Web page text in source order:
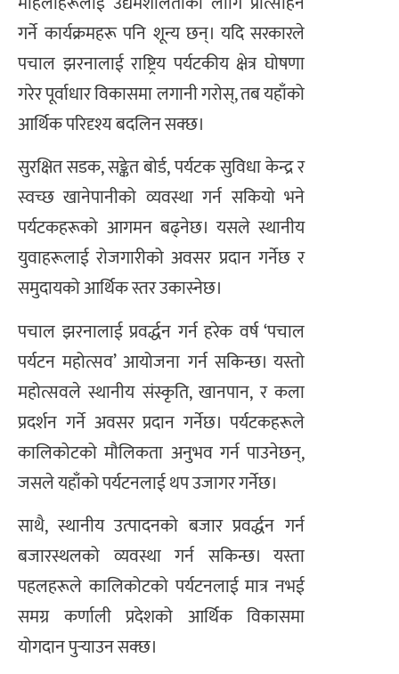
गर्ने कार्यक्रमहरू पनि शून्य छन्। यदि सरकारले
पचाल झरनालाई राष्ट्रिय पर्यटकीय क्षेत्र घोषणा
गरेर पूर्वाधार विकासमा लगानी गरोस्, तब यहाँको
आर्थिक परिदृश्य बदलिन सक्छ।
सुरक्षित सडक, सङ्केत बोर्ड, पर्यटक सुविधा केन्द्र र
स्वच्छ खानेपानीको व्यवस्था गर्न सकियो भने
पर्यटकहरूको आगमन बढ्नेछ। यसले स्थानीय
युवाहरूलाई रोजगारीको अवसर प्रदान गर्नेछ र
समुदायको आर्थिक स्तर उकास्नेछ।
पचाल झरनालाई प्रवर्द्धन गर्न हरेक वर्ष ‘पचाल
पर्यटन महोत्सव’ आयोजना गर्न सकिन्छ। यस्तो
महोत्सवले स्थानीय संस्कृति, खानपान, र कला
प्रदर्शन गर्ने अवसर प्रदान गर्नेछ। पर्यटकहरूले
कालिकोटको मौलिकता अनुभव गर्न पाउनेछन्,
जसले यहाँको पर्यटनलाई थप उजागर गर्नेछ।
साथै, स्थानीय उत्पादनको बजार प्रवर्द्धन गर्न
बजारस्थलको व्यवस्था गर्न सकिन्छ। यस्ता
पहलहरूले कालिकोटको पर्यटनलाई मात्र नभई
समग्र कर्णाली प्रदेशको आर्थिक विकासमा
योगदान पुर्‍याउन सक्छ।